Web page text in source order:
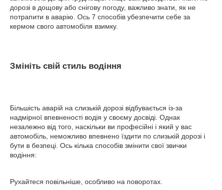
дорозі в дощову або снігову погоду, важливо знати, як не
потрапити в аварію. Ось 7 способів убезпечити себе за
кермом свого автомобіля взимку.
Змініть свій стиль водіння
Більшість аварій на слизькій дорозі відбувається із-за
надмірної впевненості водія у своєму досвіді. Однак
незалежно від того, наскільки ви професійні і який у вас
автомобіль, неможливо впевнено їздити по слизькій дорозі і
бути в безпеці. Ось кілька способів змінити свої звички
водіння:
Рухайтеся повільніше, особливо на поворотах.